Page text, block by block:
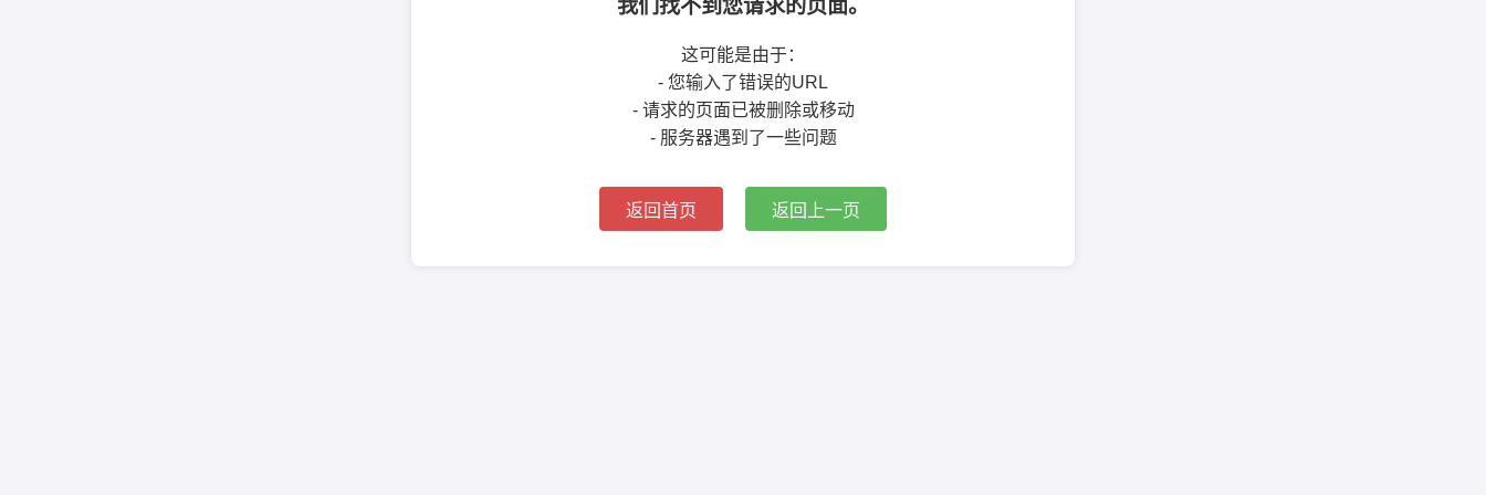
我们找不到您请求的页面。
这可能是由于：
- 您输入了错误的URL
- 请求的页面已被删除或移动
- 服务器遇到了一些问题
返回首页 返回上一页